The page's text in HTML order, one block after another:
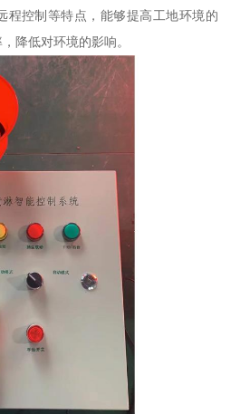
程控制等特点，能够提高工地环境的
降低对环境的影响。